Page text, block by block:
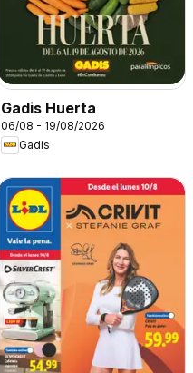
Gadis Huerta
06/08 - 19/08/2026
Gadis